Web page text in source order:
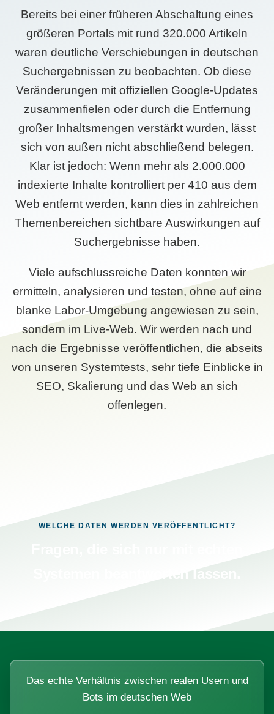
Bereits bei einer früheren Abschaltung eines
größeren Portals mit rund 320.000 Artikeln
waren deutliche Verschiebungen in deutschen
Suchergebnissen zu beobachten. Ob diese
Veränderungen mit offiziellen Google-Updates
zusammenfielen oder durch die Entfernung
großer Inhaltsmengen verstärkt wurden, lässt
sich von außen nicht abschließend belegen.
Klar ist jedoch: Wenn mehr als 2.000.000
indexierte Inhalte kontrolliert per 410 aus dem
Web entfernt werden, kann dies in zahlreichen
Themenbereichen sichtbare Auswirkungen auf
Suchergebnisse haben.
Viele aufschlussreiche Daten konnten wir
ermitteln, analysieren und testen, ohne auf eine
blanke Labor-Umgebung angewiesen zu sein,
sondern im Live-Web. Wir werden nach und
nach die Ergebnisse veröffentlichen, die abseits
von unseren Systemtests, sehr tiefe Einblicke in
SEO, Skalierung und das Web an sich
offenlegen.
WELCHE DATEN WERDEN VERÖFFENTLICHT?
Das echte Verhältnis zwischen realen Usern und
Bots im deutschen Web